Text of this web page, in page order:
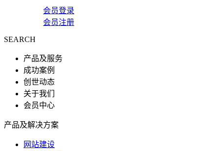
会员登录
会员注册
SEARCH
产品及服务
成功案例
创世动态
关于我们
会员中心
产品及解决方案
网站建设